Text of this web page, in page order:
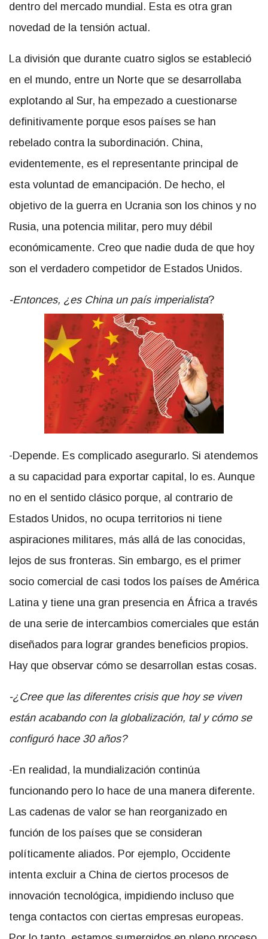
dentro del mercado mundial. Esta es otra gran
novedad de la tensión actual.
La división que durante cuatro siglos se estableció
en el mundo, entre un Norte que se desarrollaba
explotando al Sur, ha empezado a cuestionarse
definitivamente porque esos países se han
rebelado contra la subordinación. China,
evidentemente, es el representante principal de
esta voluntad de emancipación. De hecho, el
objetivo de la guerra en Ucrania son los chinos y no
Rusia, una potencia militar, pero muy débil
económicamente. Creo que nadie duda de que hoy
son el verdadero competidor de Estados Unidos.
-Entonces, ¿es China un país imperialista?
-Depende. Es complicado asegurarlo. Si atendemos
a su capacidad para exportar capital, lo es. Aunque
no en el sentido clásico porque, al contrario de
Estados Unidos, no ocupa territorios ni tiene
aspiraciones militares, más allá de las conocidas,
lejos de sus fronteras. Sin embargo, es el primer
socio comercial de casi todos los países de América
Latina y tiene una gran presencia en África a través
de una serie de intercambios comerciales que están
diseñados para lograr grandes beneficios propios.
Hay que observar cómo se desarrollan estas cosas.
-¿Cree que las diferentes crisis que hoy se viven
están acabando con la globalización, tal y cómo se
configuró hace 30 años?
-En realidad, la mundialización continúa
funcionando pero lo hace de una manera diferente.
Las cadenas de valor se han reorganizado en
función de los países que se consideran
políticamente aliados. Por ejemplo, Occidente
intenta excluir a China de ciertos procesos de
innovación tecnológica, impidiendo incluso que
tenga contactos con ciertas empresas europeas.